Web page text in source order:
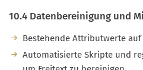
10.4 Datenbereinigung und
Bestehende Attributwerte
Automatisierte Skripte und